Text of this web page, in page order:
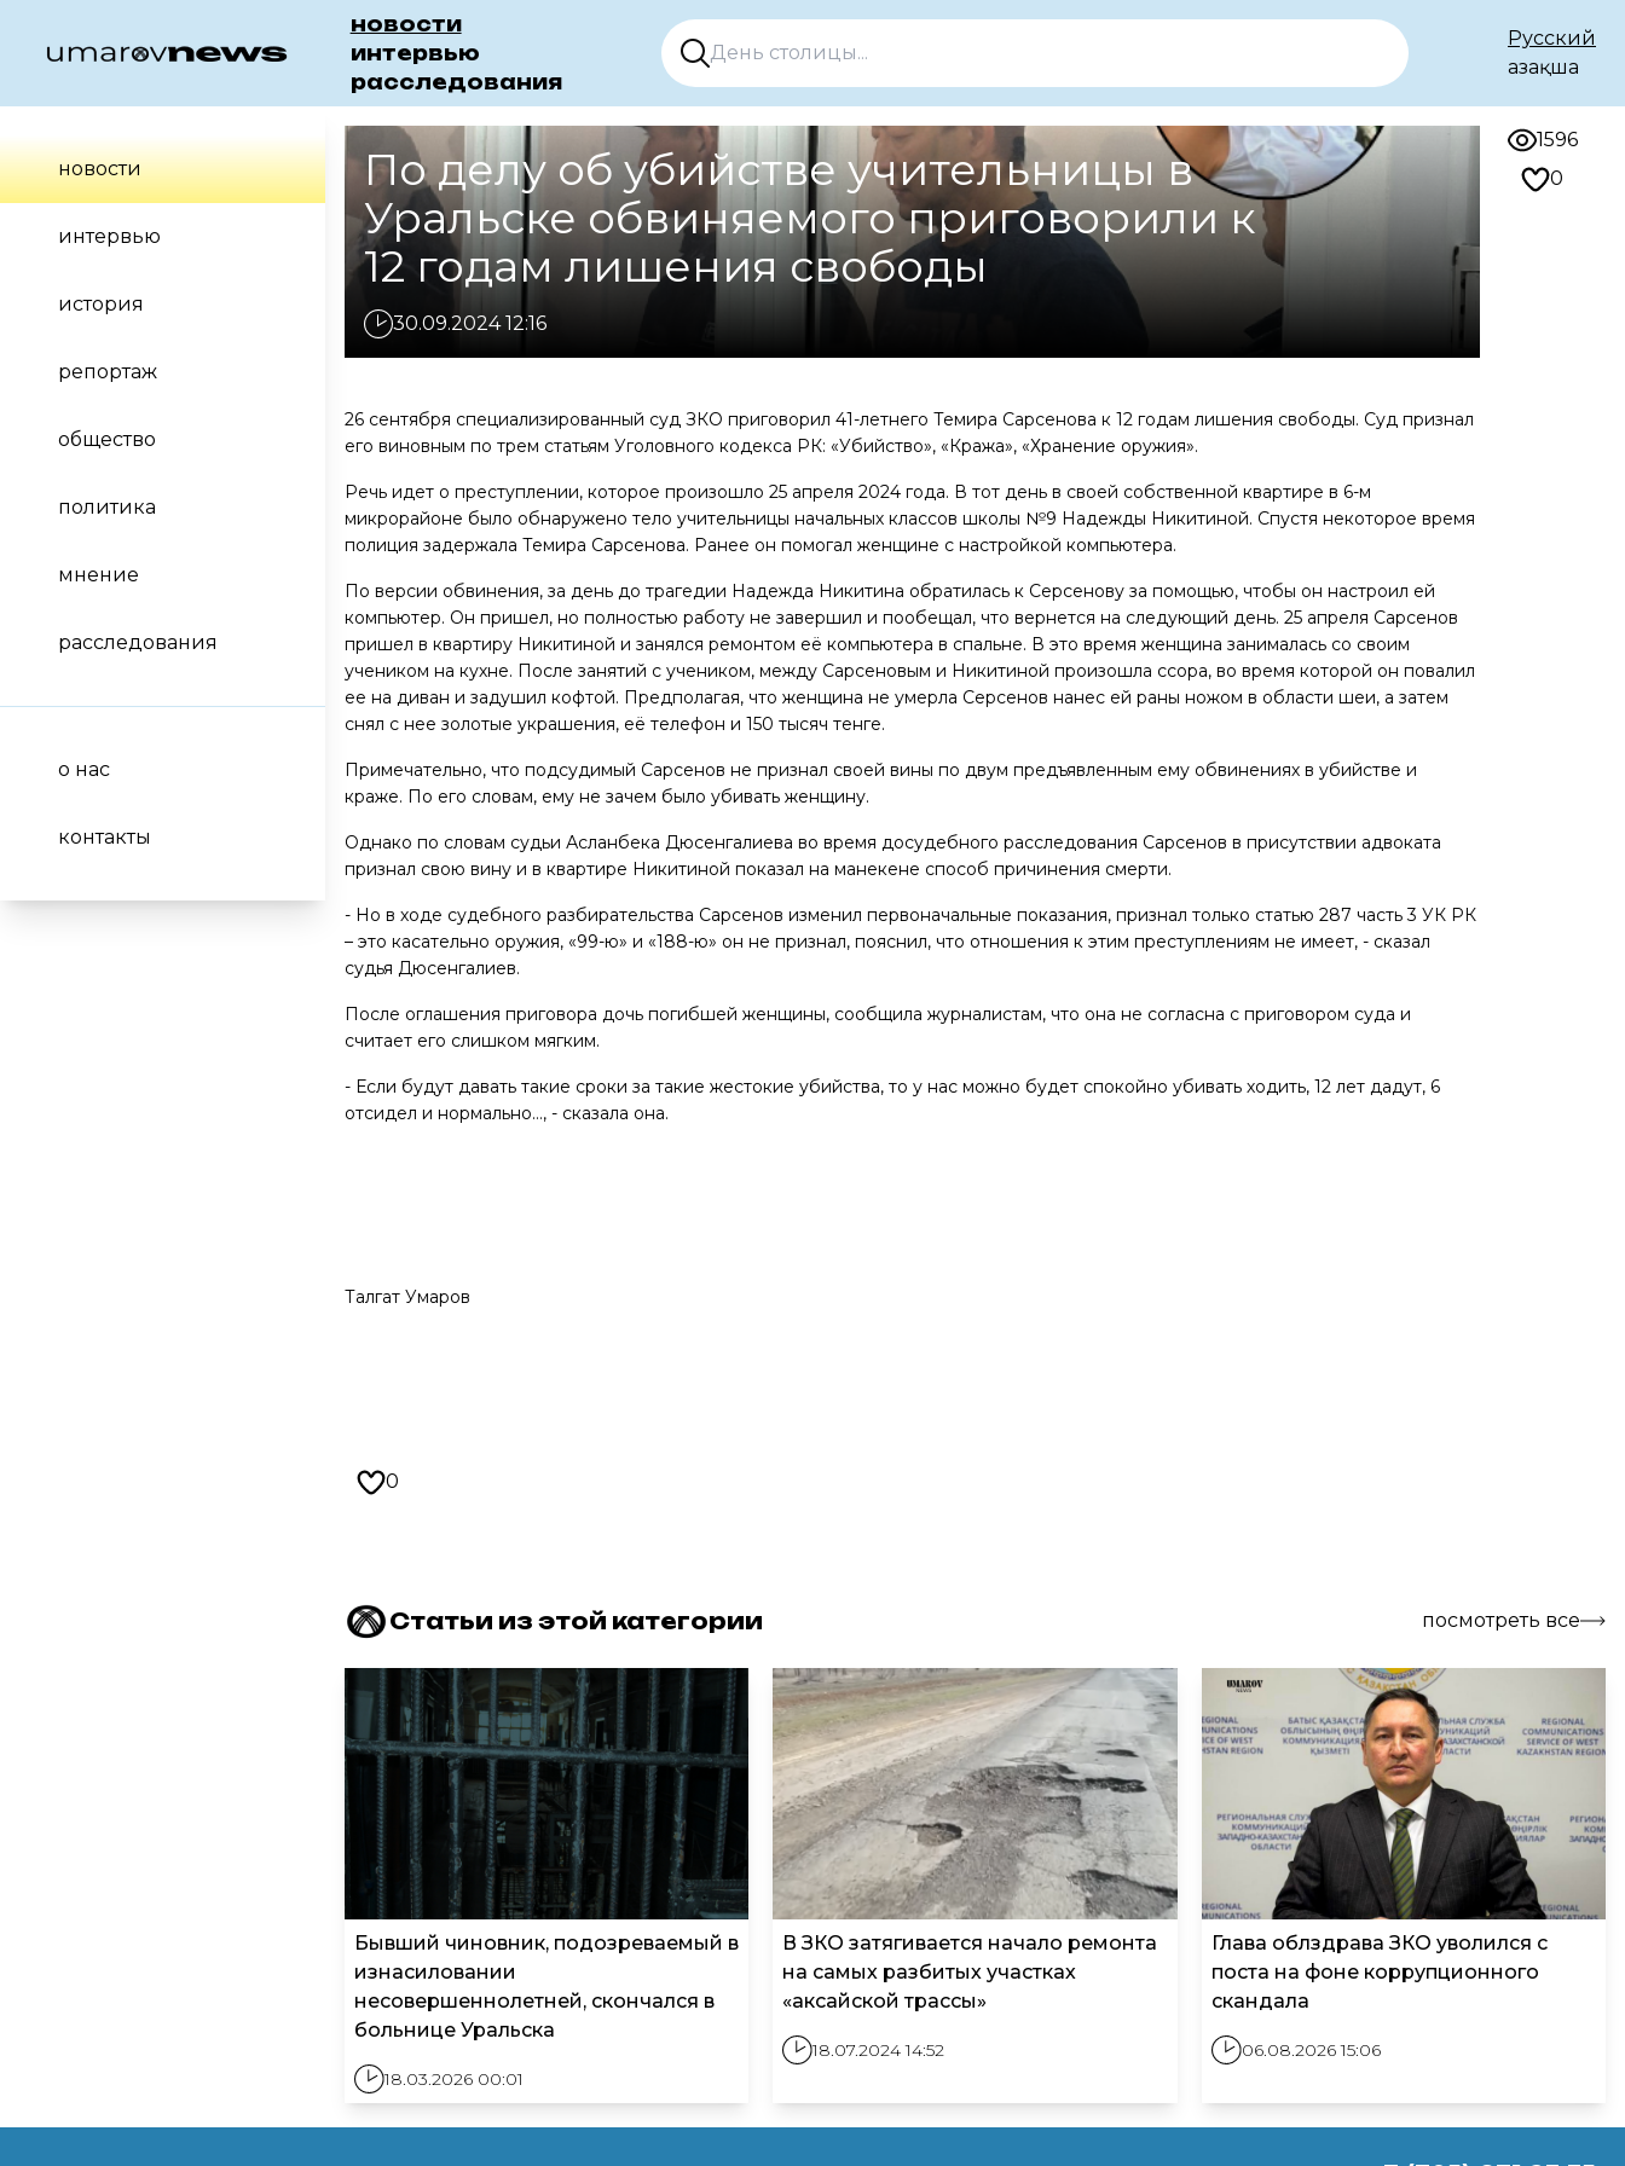
новости
интервью
расследования
Русский
Қазақша
новости
интервью
история
репортаж
общество
политика
мнение
расследования
о нас
контакты
По делу об убийстве учительницы в
Уральске обвиняемого приговорили к
12 годам лишения свободы
30.09.2024 12:16
26 сентября специализированный суд ЗКО приговорил 41-летнего Темира Сарсенова к 12 годам лишения свободы. Суд признал
его виновным по трем статьям Уголовного кодекса РК: «Убийство», «Кража», «Хранение оружия».
Речь идет о преступлении, которое произошло 25 апреля 2024 года. В тот день в своей собственной квартире в 6-м
микрорайоне было обнаружено тело учительницы начальных классов школы №9 Надежды Никитиной. Спустя некоторое время
полиция задержала Темира Сарсенова. Ранее он помогал женщине с настройкой компьютера.
По версии обвинения, за день до трагедии Надежда Никитина обратилась к Серсенову за помощью, чтобы он настроил ей
компьютер. Он пришел, но полностью работу не завершил и пообещал, что вернется на следующий день. 25 апреля Сарсенов
пришел в квартиру Никитиной и занялся ремонтом её компьютера в спальне. В это время женщина занималась со своим
учеником на кухне. После занятий с учеником, между Сарсеновым и Никитиной произошла ссора, во время которой он повалил
ее на диван и задушил кофтой. Предполагая, что женщина не умерла Серсенов нанес ей раны ножом в области шеи, а затем
снял с нее золотые украшения, её телефон и 150 тысяч тенге.
Примечательно, что подсудимый Сарсенов не признал своей вины по двум предъявленным ему обвинениях в убийстве и
краже. По его словам, ему не зачем было убивать женщину.
Однако по словам судьи Асланбека Дюсенгалиева во время досудебного расследования Сарсенов в присутствии адвоката
признал свою вину и в квартире Никитиной показал на манекене способ причинения смерти.
- Но в ходе судебного разбирательства Сарсенов изменил первоначальные показания, признал только статью 287 часть 3 УК РК
– это касательно оружия, «99-ю» и «188-ю» он не признал, пояснил, что отношения к этим преступлениям не имеет, - сказал
судья Дюсенгалиев.
После оглашения приговора дочь погибшей женщины, сообщила журналистам, что она не согласна с приговором суда и
считает его слишком мягким.
- Если будут давать такие сроки за такие жестокие убийства, то у нас можно будет спокойно убивать ходить, 12 лет дадут, 6
отсидел и нормально…, - сказала она.
Талгат Умаров
0
1596
0
Статьи из этой категории посмотреть все
Бывший чиновник, подозреваемый в
изнасиловании
несовершеннолетней, скончался в
больнице Уральска
18.03.2026 00:01
В ЗКО затягивается начало ремонта
на самых разбитых участках
«аксайской трассы»
18.07.2024 14:52
Глава облздрава ЗКО уволился с
поста на фоне коррупционного
скандала
06.08.2026 15:06